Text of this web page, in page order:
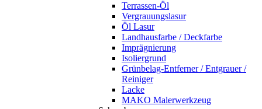
Terrassen-Öl
Vergrauungslasur
Öl Lasur
Landhausfarbe / Deckfarbe
Imprägnierung
Isoliergrund
Grünbelag-Entferner / Entgrauer /
Reiniger
Lacke
MAKO Malerwerkzeug